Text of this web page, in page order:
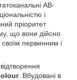
АВ-
і
пріоритет
що вони дійсно
первинним і
. Вбудовані в